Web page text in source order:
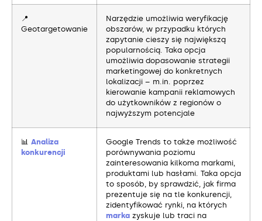
📍
Geotargetowanie
Narzędzie umożliwia weryfikację
obszarów, w przypadku których
zapytanie cieszy się największą
popularnością. Taka opcja
umożliwia dopasowanie strategii
marketingowej do konkretnych
lokalizacji – m.in. poprzez
kierowanie kampanii reklamowych
do użytkowników z regionów o
najwyższym potencjale
📊 Analiza
konkurencji
Google Trends to także możliwość
porównywania poziomu
zainteresowania kilkoma markami,
produktami lub hasłami. Taka opcja
to sposób, by sprawdzić, jak firma
prezentuje się na tle konkurencji,
zidentyfikować rynki, na których
marka zyskuje lub traci na